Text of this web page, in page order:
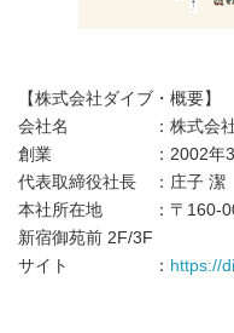
【株式会社ダイブ・概要】
会社名 ：株式会社
創業 ：2002年3
代表取締役社長 ：庄子 潔
本社所在地 ：〒160-
新宿御苑前 2F/3F
サイト ： https://